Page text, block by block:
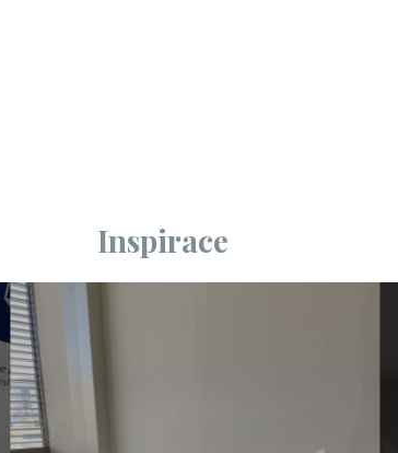
Inspirace